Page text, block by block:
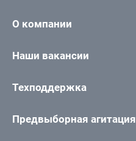
О компании
Наши вакансии
Техподдержка
Предвыборная агитация